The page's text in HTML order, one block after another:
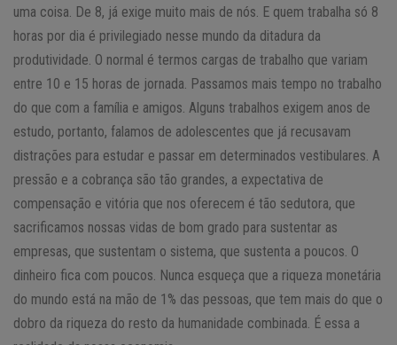
uma coisa. De 8, já exige muito mais de nós. E quem trabalha só 8
horas por dia é privilegiado nesse mundo da ditadura da
produtividade. O normal é termos cargas de trabalho que variam
entre 10 e 15 horas de jornada. Passamos mais tempo no trabalho
do que com a família e amigos. Alguns trabalhos exigem anos de
estudo, portanto, falamos de adolescentes que já recusavam
distrações para estudar e passar em determinados vestibulares. A
pressão e a cobrança são tão grandes, a expectativa de
compensação e vitória que nos oferecem é tão sedutora, que
sacrificamos nossas vidas de bom grado para sustentar as
empresas, que sustentam o sistema, que sustenta a poucos. O
dinheiro fica com poucos. Nunca esqueça que a riqueza monetária
do mundo está na mão de 1% das pessoas, que tem mais do que o
dobro da riqueza do resto da humanidade combinada. É essa a